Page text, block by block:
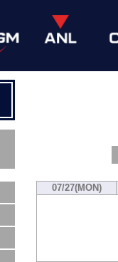
07/27(MON)